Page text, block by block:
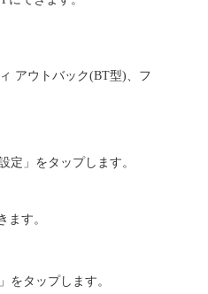
アウトバック(BT型)、フ
定」をタップします。
ます。
をタップします。